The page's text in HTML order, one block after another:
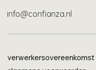
info@confianza.nl
verwerkersovereenkomst